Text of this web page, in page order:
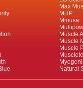
Max
MHP
Mmusa
Muscle
Muscle
Muscle
Natural